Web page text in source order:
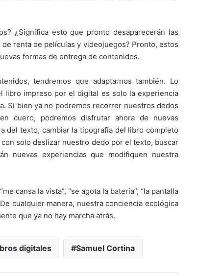
¿Significa esto que pronto desaparecerán las
renta de películas y videojuegos? Pronto, estos
formas de entrega de contenidos.
tendremos que adaptarnos también. Lo
libro impreso por el digital es solo la experiencia
Si bien ya no podremos recorrer nuestros dedos
cuero, podremos disfrutar ahora de nuevas
del texto, cambiar la tipografía del libro completo
solo deslizar nuestro dedo por el texto, buscar
nuevas experiencias que modifiquen nuestra
cansa la vista”, “se agota la batería”, “la pantalla
cualquier manera, nuestra conciencia ecológica
que ya no hay marcha atrás.
digitales Samuel Cortina